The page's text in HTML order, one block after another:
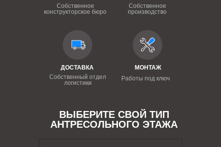
Собственное
конструкторское бюро
Собственное
производство
ДОСТАВКА
Собственный отдел
логистики
МОНТАЖ
Работы под ключ
ВЫБЕРИТЕ СВОЙ ТИП
АНТРЕСОЛЬНОГО ЭТАЖА